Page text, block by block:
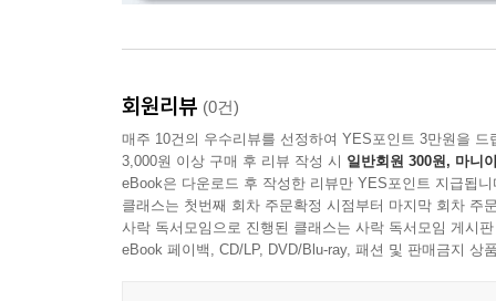
회원리뷰 (0건)
매주 10건의 우수리뷰를 선정하여 YES포인트 3만원을 드
3,000원 이상 구매 후 리뷰 작성 시 일반회원 300원, 마니
eBook은 다운로드 후 작성한 리뷰만 YES포인트 지급됩니
클래스는 첫번째 회차 주문확정 시점부터 마지막 회차 주
사락 독서모임으로 진행된 클래스는 사락 독서모임 게시
eBook 페이백, CD/LP, DVD/Blu-ray, 패션 및 판매금지 상